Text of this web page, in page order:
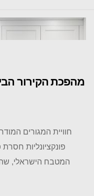
מהפכת הקירור
חוויית המגורים
פונקציונליות חסרת
המטבח הישראלי,